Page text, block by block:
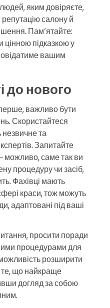
яким довіряєте,
салону й
Пам’ятайте:
цінною підказкою у
вашим
до нового
важливо бути
Скористайтеся
та
Запитайте
можливо, саме так ви
процедуру чи засіб,
Фахівці мають
краси, тож можуть
адаптовані під ваші
просити поради
процедурами для
розширити
те, що найкраще
догляд за собою